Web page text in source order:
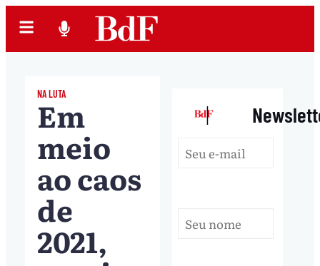
NA LUTA
Em
meio
ao caos
de
2021,
|